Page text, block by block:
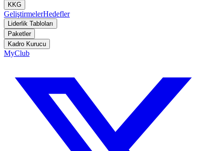
KKG
GeliştirmelerHedefler
Liderlik Tabloları
Paketler
Kadro Kurucu
MyClub